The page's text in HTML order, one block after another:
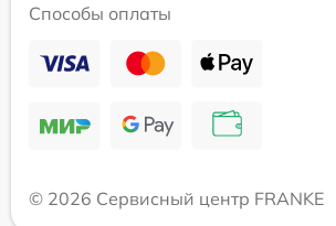
Способы оплаты
© 2026 Сервисный центр FRANKE